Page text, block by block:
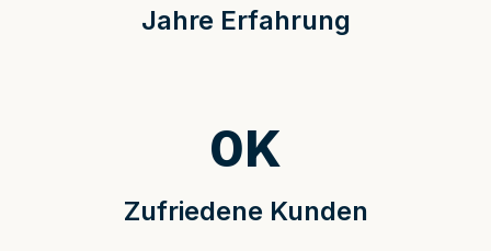
Jahre Erfahrung
Zufriedene Kunden
0K